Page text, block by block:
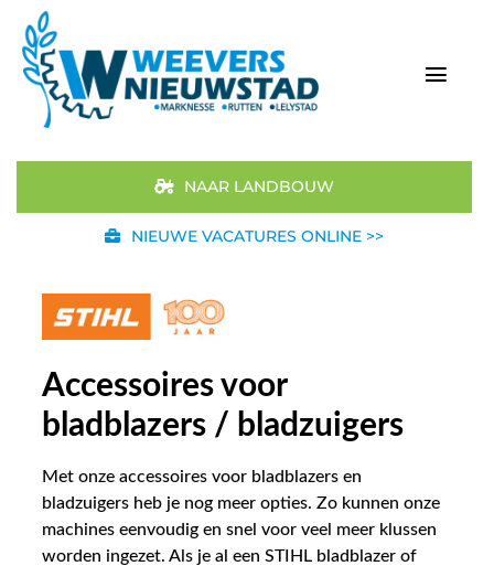
naar
inhoud
Aanbod
Occasions
Werkplaats
Nieuws
NAAR LANDBOUW
NIEUWE VACATURES ONLINE >>
Accessoires voor
bladblazers / bladzuigers
Met onze accessoires voor bladblazers en
bladzuigers heb je nog meer opties. Zo kunnen onze
machines eenvoudig en snel voor veel meer klussen
worden ingezet. Als je al een STIHL bladblazer of